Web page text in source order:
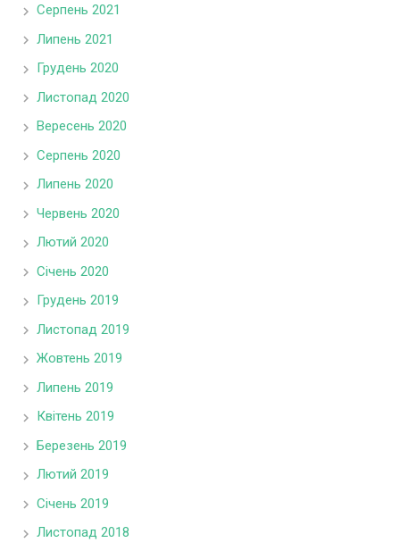
Серпень 2021
Липень 2021
Грудень 2020
Листопад 2020
Вересень 2020
Серпень 2020
Липень 2020
Червень 2020
Лютий 2020
Січень 2020
Грудень 2019
Листопад 2019
Жовтень 2019
Липень 2019
Квітень 2019
Березень 2019
Лютий 2019
Січень 2019
Листопад 2018